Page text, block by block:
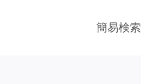
簡易検索